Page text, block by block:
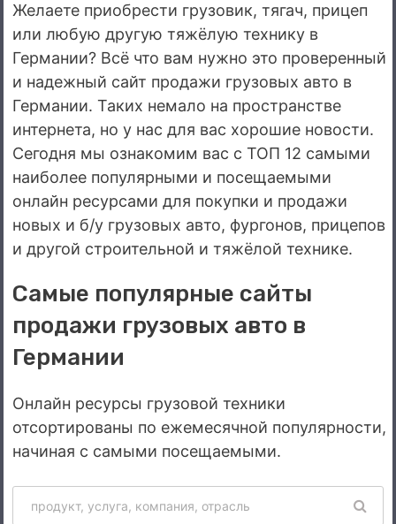
Желаете приобрести грузовик, тягач, прицеп
или любую другую тяжёлую технику в
Германии? Всё что вам нужно это проверенный
и надежный сайт продажи грузовых авто в
Германии. Таких немало на пространстве
интернета, но у нас для вас хорошие новости.
Сегодня мы ознакомим вас с ТОП 12 самыми
наиболее популярными и посещаемыми
онлайн ресурсами для покупки и продажи
новых и б/у грузовых авто, фургонов, прицепов
и другой строительной и тяжёлой технике.
Самые популярные сайты
продажи грузовых авто в
Германии
Онлайн ресурсы грузовой техники
отсортированы по ежемесячной популярности,
начиная с самыми посещаемыми.